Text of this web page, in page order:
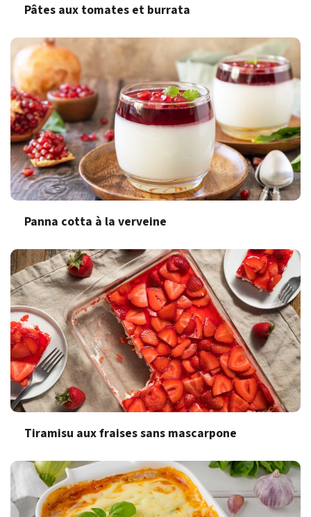
Pâtes aux tomates et burrata
Panna cotta à la verveine
Tiramisu aux fraises sans mascarpone